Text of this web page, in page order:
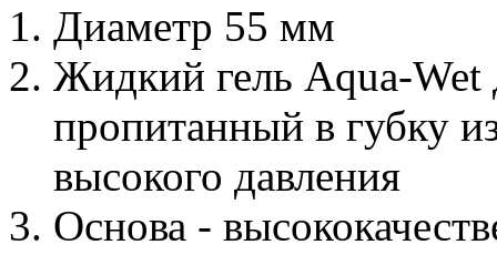
Диаметр 55 мм
Жидкий гель Aqua-Wet
пропитанный в губку
высокого давления
Основа -